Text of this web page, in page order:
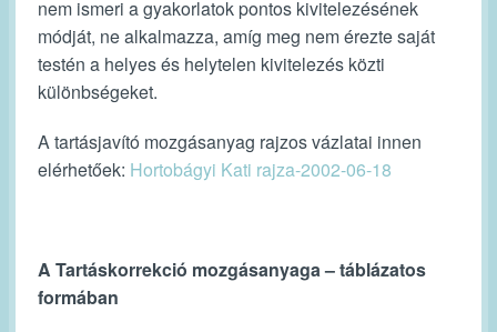
nem ismeri a gyakorlatok pontos kivitelezésének
módját, ne alkalmazza, amíg meg nem érezte saját
testén a helyes és helytelen kivitelezés közti
különbségeket.
A tartásjavító mozgásanyag rajzos vázlatai innen
elérhetőek: Hortobágyi Kati rajza-2002-06-18
A Tartáskorrekció mozgásanyaga – táblázatos
formában